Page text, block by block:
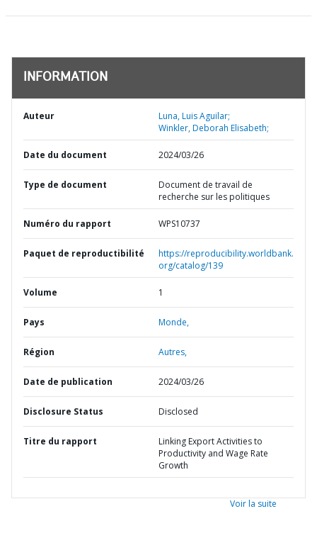
INFORMATION
Auteur
Luna, Luis Aguilar;
Winkler, Deborah Elisabeth;
Date du document 2024/03/26
Type de document
Document de travail de
recherche sur les politiques
Numéro du rapport WPS10737
Paquet de reproductibilité
https://reproducibility.worldbank.
org/catalog/139
Volume 1
Pays Monde,
Région Autres,
Date de publication 2024/03/26
Disclosure Status Disclosed
Titre du rapport
Linking Export Activities to
Productivity and Wage Rate
Growth
Voir la suite